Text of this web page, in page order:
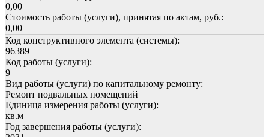
0,00
Стоимость работы (услуги), принятая по актам, руб.:
0,00
Код конструктивного элемента (системы):
96389
Код работы (услуги):
9
Вид работы (услуги) по капитальному ремонту:
Ремонт подвальных помещений
Единица измерения работы (услуги):
кв.м
Год завершения работы (услуги):